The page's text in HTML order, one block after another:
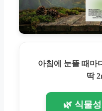
아침에 눈뜰 때마
딱
🌿 식물